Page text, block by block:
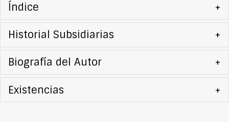
Índice +
Historial Subsidiarias +
Biografía del Autor +
Existencias +